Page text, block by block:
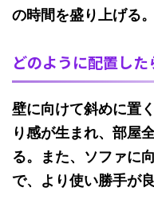
の時間を盛り上げる。
どのように配置した
壁に向けて斜めに置
り感が生まれ、部屋
る。また、ソファに
で、 より使い勝手が